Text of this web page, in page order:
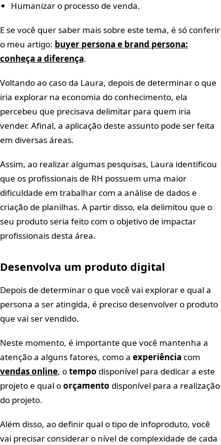
Humanizar o processo de venda.
E se você quer saber mais sobre este tema, é só conferir
o meu artigo: buyer persona e brand persona:
conheça a diferença.
Voltando ao caso da Laura, depois de determinar o que
iria explorar na economia do conhecimento, ela
percebeu que precisava delimitar para quem iria
vender. Afinal, a aplicação deste assunto pode ser feita
em diversas áreas.
Assim, ao realizar algumas pesquisas, Laura identificou
que os profissionais de RH possuem uma maior
dificuldade em trabalhar com a análise de dados e
criação de planilhas. A partir disso, ela delimitou que o
seu produto seria feito com o objetivo de impactar
profissionais desta área.
Desenvolva um produto digital
Depois de determinar o que você vai explorar e qual a
persona a ser atingida, é preciso desenvolver o produto
que vai ser vendido.
Neste momento, é importante que você mantenha a
atenção a alguns fatores, como a experiência com
vendas online, otempo disponível para dedicar a este
projeto e qual oorçamento disponível para a realização
do projeto.
Além disso, ao definir qual o tipo de infoproduto, você
vai precisar considerar o nível de complexidade de cada